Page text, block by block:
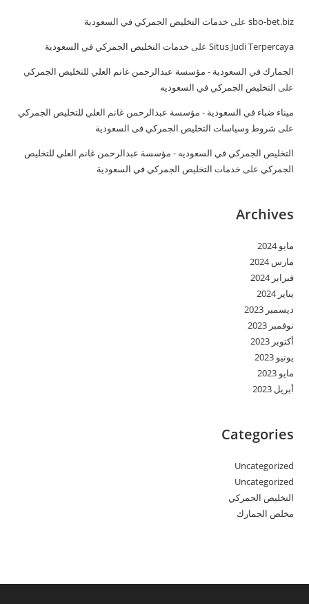
sbo-bet.biz على خدمات التخليص الجمركي في السعودية
Situs Judi Terpercaya على خدمات التخليص الجمركي في السعودية
الجمارك في السعودية - مؤسسة عبدالرحمن غانم العلي للتخليص الجمركي
على التخليص الجمركي في السعوديه
ميناء ضباء في السعودية - مؤسسة عبدالرحمن غانم العلي للتخليص الجمركي
على شروط وسياسات التخليص الجمركي فى السعودية
التخليص الجمركي في السعوديه - مؤسسة عبدالرحمن غانم العلي للتخليص
الجمركي على خدمات التخليص الجمركي في السعودية
Archives
مايو 2024
مارس 2024
فبراير 2024
يناير 2024
ديسمبر 2023
نوفمبر 2023
أكتوبر 2023
يونيو 2023
مايو 2023
أبريل 2023
Categories
Uncategorized
Uncategorized
التخليص الجمركي
مخلص الجمارك